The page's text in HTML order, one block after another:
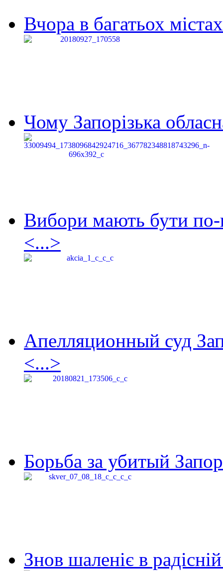
Вчора в багатьох
Чому Запорізька
Вибори мають бути по-
<...>
Апелляционный суд
<...>
Борьба за убитый
Знов шаленіє в